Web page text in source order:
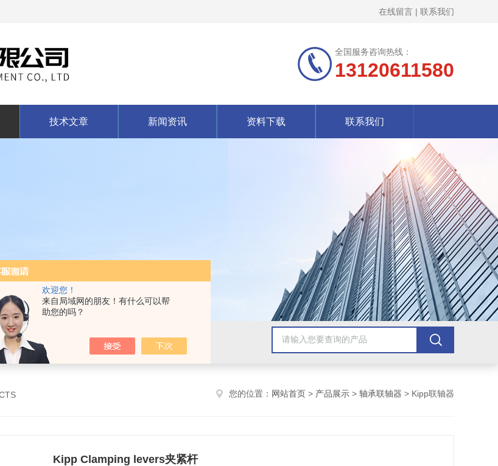
欢迎您！
来自局域网的朋友！有什么可以帮
助您的吗？
在线留言 | 联系我们
全国服务咨询热线：
13120611580
技术文章 新闻资讯 资料下载 联系我们
您的位置： 网站首页 > 产品展示 > 轴承联轴器 > Kipp联轴器
Kipp Clamping levers夹紧杆